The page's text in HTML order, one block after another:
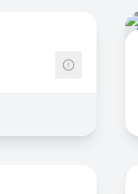
GRETA CFA